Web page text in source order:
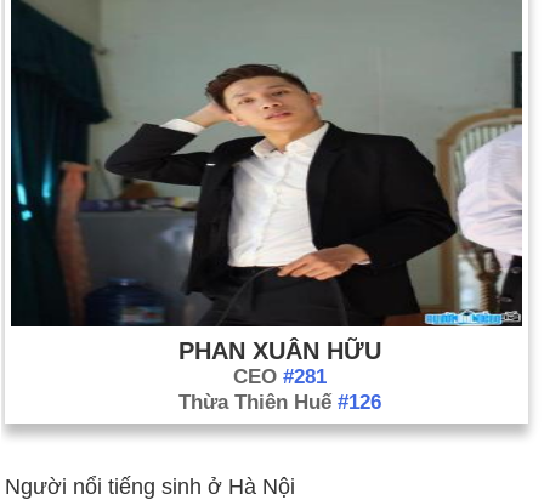
PHAN XUÂN HỮU
CEO #281
Thừa Thiên Huế #126
Người nổi tiếng sinh ở Hà Nội